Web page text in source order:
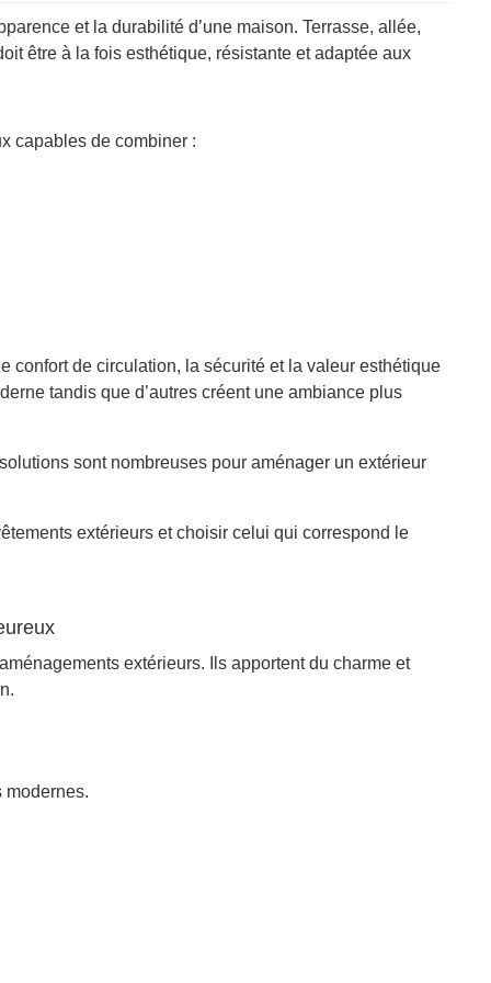
et la durabilité d’une maison. Terrasse, allée,
être à la fois esthétique, résistante et adaptée aux
capables de combiner :
confort de circulation, la sécurité et la valeur esthétique
tandis que d’autres créent une ambiance plus
sont nombreuses pour aménager un extérieur
extérieurs et choisir celui qui correspond le
extérieurs. Ils apportent du charme et
modernes.